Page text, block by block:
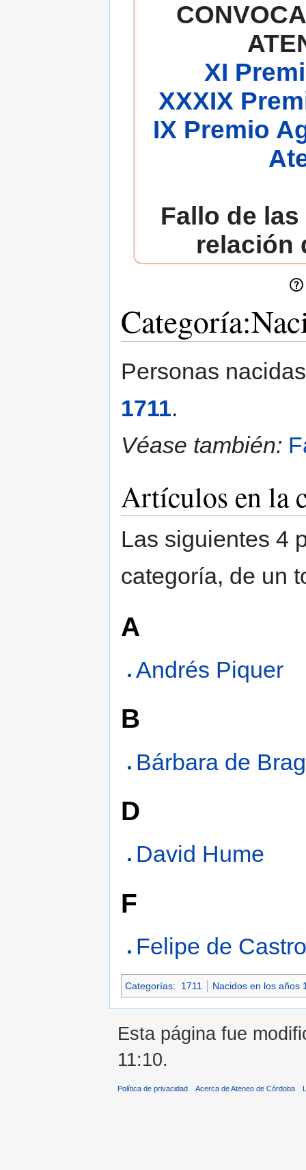
XI
XXXIX
IX Premio
Fallo de
relación
Personas
1711.
Véase también:
Artículos en la
Las siguientes 4
categoría, de un
A
Andrés Piquer
B
Bárbara de
D
David Hume
F
Felipe de
Categorías: 1711 Nacidos en los años
Esta página fue
11:10.
Política de privacidad Acerca de Ateneo de Córdoba